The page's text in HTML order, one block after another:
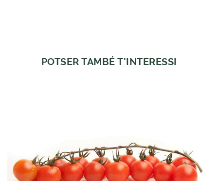
POTSER TAMBÉ T'INTERESSI